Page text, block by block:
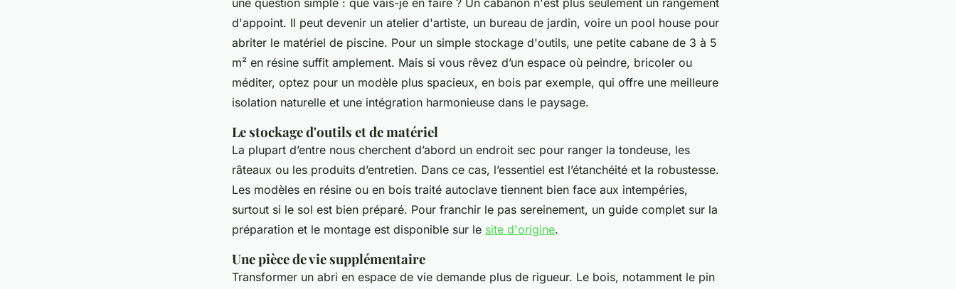
une question simple : que vais-je en faire ? Un cabanon n'est plus seulement un rangement
d'appoint. Il peut devenir un atelier d'artiste, un bureau de jardin, voire un pool house pour
abriter le matériel de piscine. Pour un simple stockage d'outils, une petite cabane de 3 à 5
m² en résine suffit amplement. Mais si vous rêvez d’un espace où peindre, bricoler ou
méditer, optez pour un modèle plus spacieux, en bois par exemple, qui offre une meilleure
isolation naturelle et une intégration harmonieuse dans le paysage.
Le stockage d'outils et de matériel
La plupart d’entre nous cherchent d’abord un endroit sec pour ranger la tondeuse, les
râteaux ou les produits d’entretien. Dans ce cas, l’essentiel est l’étanchéité et la robustesse.
Les modèles en résine ou en bois traité autoclave tiennent bien face aux intempéries,
surtout si le sol est bien préparé. Pour franchir le pas sereinement, un guide complet sur la
préparation et le montage est disponible sur le site d'origine.
Une pièce de vie supplémentaire
Transformer un abri en espace de vie demande plus de rigueur. Le bois, notamment le pin